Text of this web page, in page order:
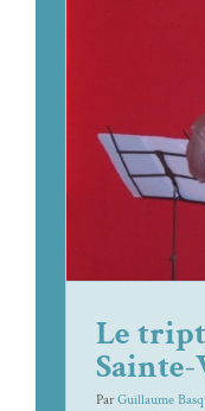
Le
Le
ParGuillaume